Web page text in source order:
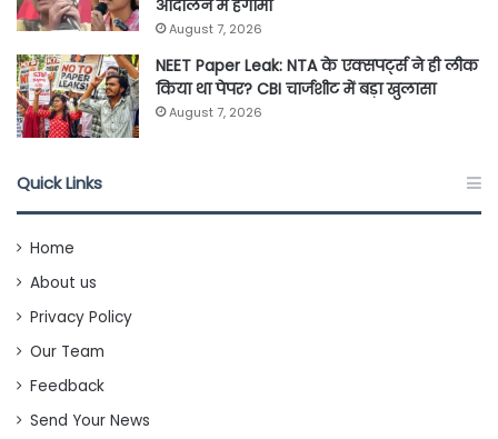
आंदोलन में हंगामा
August 7, 2026
NEET Paper Leak: NTA के एक्सपर्ट्स ने ही लीक
किया था पेपर? CBI चार्जशीट में बड़ा खुलासा
August 7, 2026
Quick Links
Home
About us
Privacy Policy
Our Team
Feedback
Send Your News